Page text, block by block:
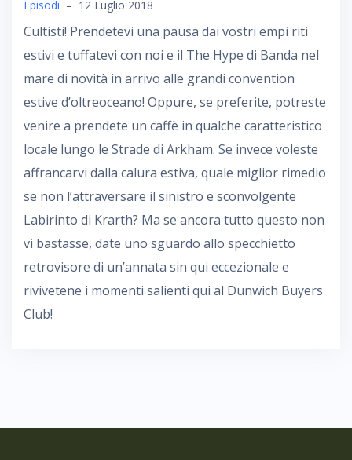
Episodi – 12 Luglio 2018
Cultisti! Prendetevi una pausa dai vostri empi riti
estivi e tuffatevi con noi e il The Hype di Banda nel
mare di novità in arrivo alle grandi convention
estive d’oltreoceano! Oppure, se preferite, potreste
venire a prendete un caffè in qualche caratteristico
locale lungo le Strade di Arkham. Se invece voleste
affrancarvi dalla calura estiva, quale miglior rimedio
se non l’attraversare il sinistro e sconvolgente
Labirinto di Krarth? Ma se ancora tutto questo non
vi bastasse, date uno sguardo allo specchietto
retrovisore di un’annata sin qui eccezionale e
rivivetene i momenti salienti qui al Dunwich Buyers
Club!